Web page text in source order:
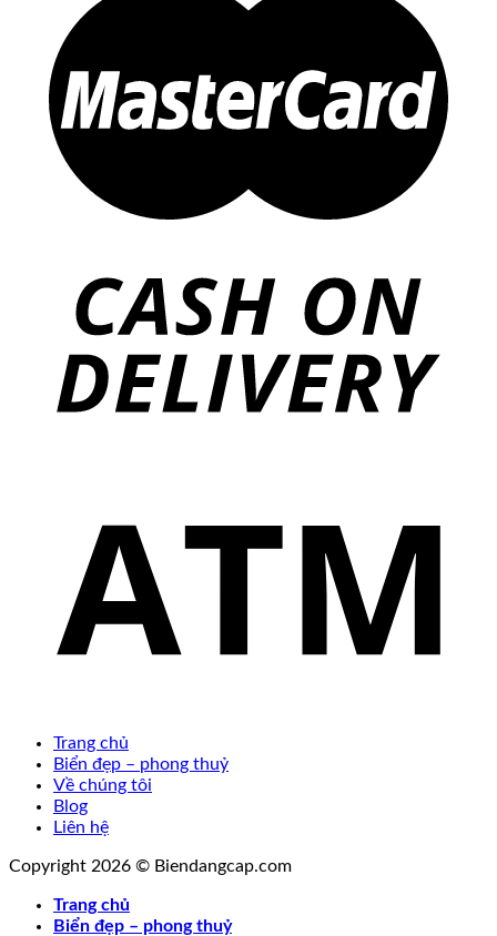
Trang chủ
Biển đẹp – phong thuỷ
Về chúng tôi
Blog
Liên hệ
Copyright 2026 © Biendangcap.com
Trang chủ
Biển đẹp – phong thuỷ